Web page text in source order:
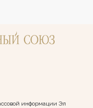
информации Эл